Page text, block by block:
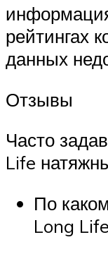
рейтингах
данных
Отзывы
Часто
Life
По
Long